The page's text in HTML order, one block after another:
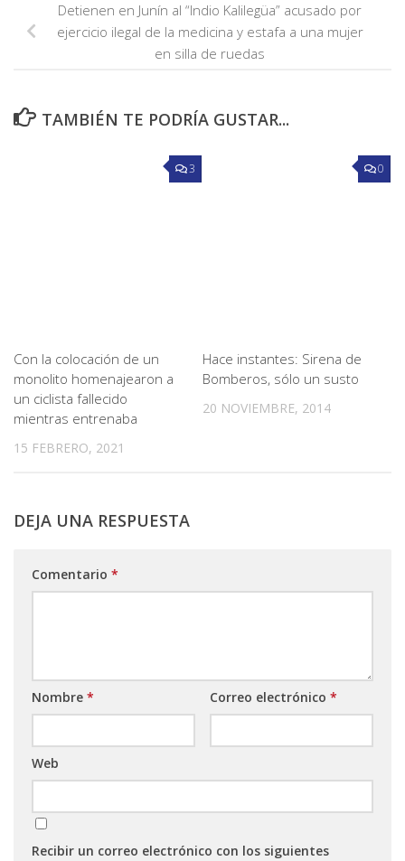
Detienen en Junín al “Indio Kalilegüa” acusado por
ejercicio ilegal de la medicina y estafa a una mujer
en silla de ruedas
TAMBIÉN TE PODRÍA GUSTAR...
3
Con la colocación de un
monolito homenajearon a
un ciclista fallecido
mientras entrenaba
15 FEBRERO, 2021
0
Hace instantes: Sirena de
Bomberos, sólo un susto
20 NOVIEMBRE, 2014
DEJA UNA RESPUESTA
Comentario *
Nombre * Correo electrónico *
Web
Recibir un correo electrónico con los siguientes